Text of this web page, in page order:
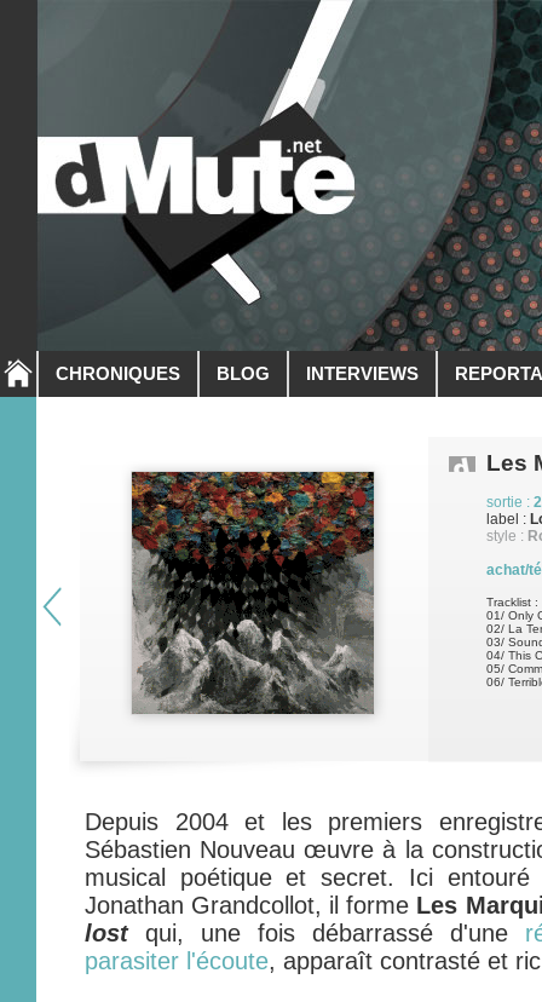
CHRONIQUES BLOG INTERVIEWS
Les
sortie :
label :
style :
achat/
Tracklist :
01/ Only
02/ La
03/
04/ This
05/
06/
Depuis 2004 et les premiers
Sébastien Nouveau œuvre à la
musical poétique et secret. Ici
Jonathan Grandcollot, il forme Les
lostqui, une fois débarrassé d'une
parasiter l'écoute, apparaît contrasté et